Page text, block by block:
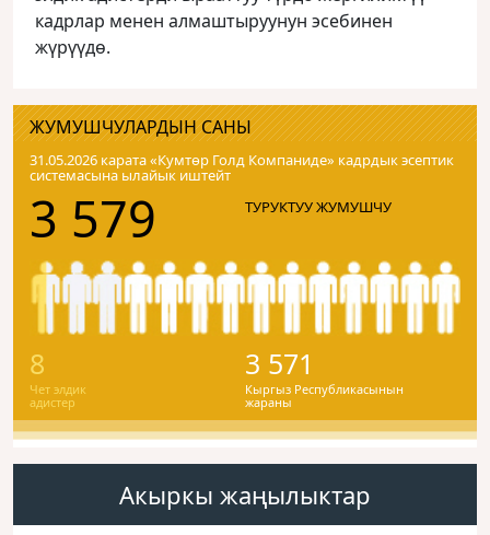
кадрлар менен алмаштыруунун эсебинен
жүрүүдө.
ЖУМУШЧУЛАРДЫН САНЫ
31.05.2026 карата «Кумтɵр Голд Компаниде» кадрдык эсептик
системасына ылайык иштейт
3 579 ТУРУКТУУ ЖУМУШЧУ
8
Чет элдик
адистер
3 571
Кыргыз Республикасынын
жараны
Акыркы жаңылыктар